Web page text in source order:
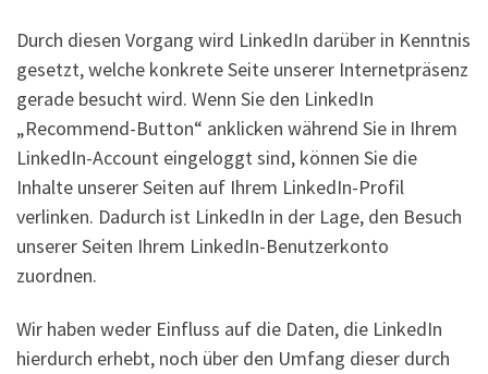
Durch diesen Vorgang wird LinkedIn darüber in Kenntnis
gesetzt, welche konkrete Seite unserer Internetpräsenz
gerade besucht wird. Wenn Sie den LinkedIn
„Recommend-Button“ anklicken während Sie in Ihrem
LinkedIn-Account eingeloggt sind, können Sie die
Inhalte unserer Seiten auf Ihrem LinkedIn-Profil
verlinken. Dadurch ist LinkedIn in der Lage, den Besuch
unserer Seiten Ihrem LinkedIn-Benutzerkonto
zuordnen.
Wir haben weder Einfluss auf die Daten, die LinkedIn
hierdurch erhebt, noch über den Umfang dieser durch